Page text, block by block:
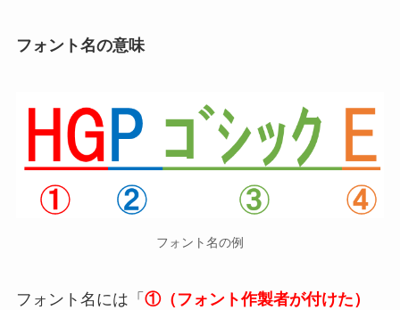
フォント名の意味
フォント名の例
フォント名には「 ①（フォント作製者が付けた）